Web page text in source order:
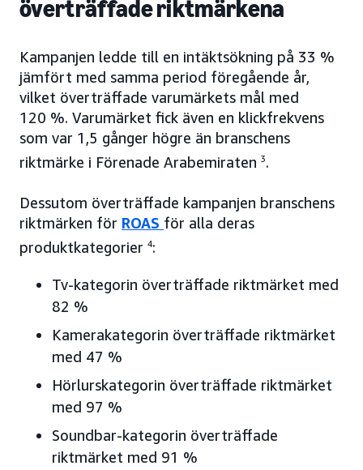
överträffade riktmärkena
Kampanjen ledde till en intäktsökning på 33 %
jämfört med samma period föregående år,
vilket överträffade varumärkets mål med
120 %. Varumärket fick även en klickfrekvens
som var 1,5 gånger högre än branschens
riktmärke i Förenade Arabemiraten 3.
Dessutom överträffade kampanjen branschens
riktmärken för ROAS för alla deras
produktkategorier 4:
Tv-kategorin överträffade riktmärket med
82 %
Kamerakategorin överträffade riktmärket
med 47 %
Hörlurskategorin överträffade riktmärket
med 97 %
Soundbar-kategorin överträffade
riktmärket med 91 %